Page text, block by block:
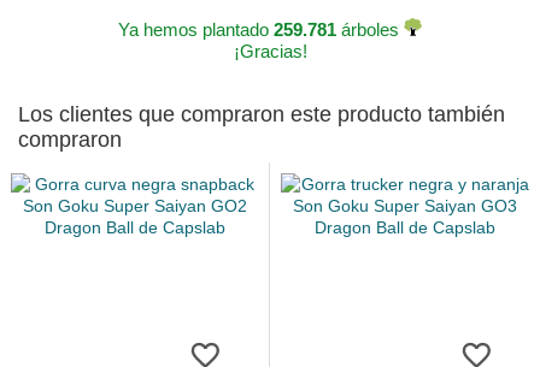
Ya hemos plantado 259.781 árboles
¡Gracias!
Los clientes que compraron este producto también
compraron